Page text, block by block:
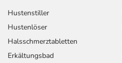
Hustenstiller
Hustenlöser
Halsschmerztabletten
Erkältungsbad